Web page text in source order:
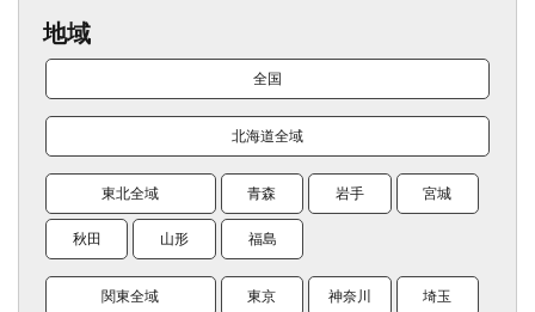
地域
全国
北海道全域
東北全域 青森 岩手 宮城
秋田 山形 福島
関東全域 東京 神奈川 埼玉